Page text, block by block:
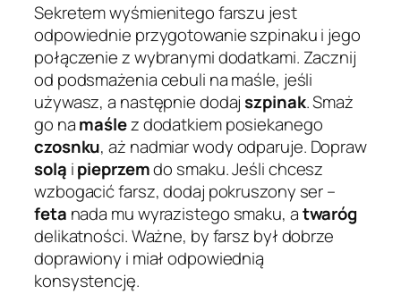
Sekretem wyśmienitego farszu jest
odpowiednie przygotowanie szpinaku i jego
połączenie z wybranymi dodatkami. Zacznij
od podsmażenia cebuli na maśle, jeśli
używasz, a następnie dodajszpinak. Smaż
go namaślez dodatkiem posiekanego
czosnku, aż nadmiar wody odparuje. Dopraw
solą ipieprzemdo smaku. Jeśli chcesz
wzbogacić farsz, dodaj pokruszony ser –
feta nada mu wyrazistego smaku, atwaróg
delikatności. Ważne, by farsz był dobrze
doprawiony i miał odpowiednią
konsystencję.